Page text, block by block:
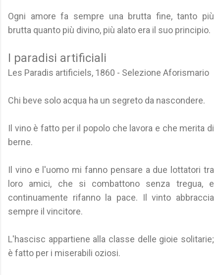
Ogni amore fa sempre una brutta fine, tanto più
brutta quanto più divino, più alato era il suo principio.
I paradisi artificiali
Les Paradis artificiels, 1860 - Selezione Aforismario
Chi beve solo acqua ha un segreto da nascondere.
Il vino è fatto per il popolo che lavora e che merita di
berne.
Il vino e l'uomo mi fanno pensare a due lottatori tra
loro amici, che si combattono senza tregua, e
continuamente rifanno la pace. Il vinto abbraccia
sempre il vincitore.
L'hascisc appartiene alla classe delle gioie solitarie;
è fatto per i miserabili oziosi.